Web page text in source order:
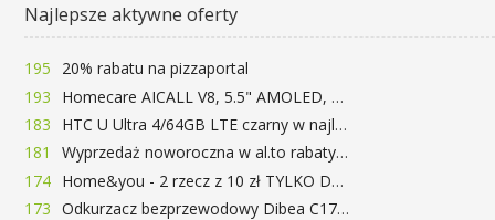
Najlepsze aktywne oferty
195
20% rabatu na pizzaportal
193
Homecare AICALL V8, 5.5" AMOLED, 4/128GB, Snapdragon 652, LTE, QC3.0, 3400mAh za 416zł
183
HTC U Ultra 4/64GB LTE czarny w najlepszej cenie na rynku 799 zł!!!
181
Wyprzedaż noworoczna w al.to rabaty do 72%
174
Home&you - 2 rzecz z 10 zł TYLKO DZISIAJ
173
Odkurzacz bezprzewodowy Dibea C17 za 77.99$ (~290zł)